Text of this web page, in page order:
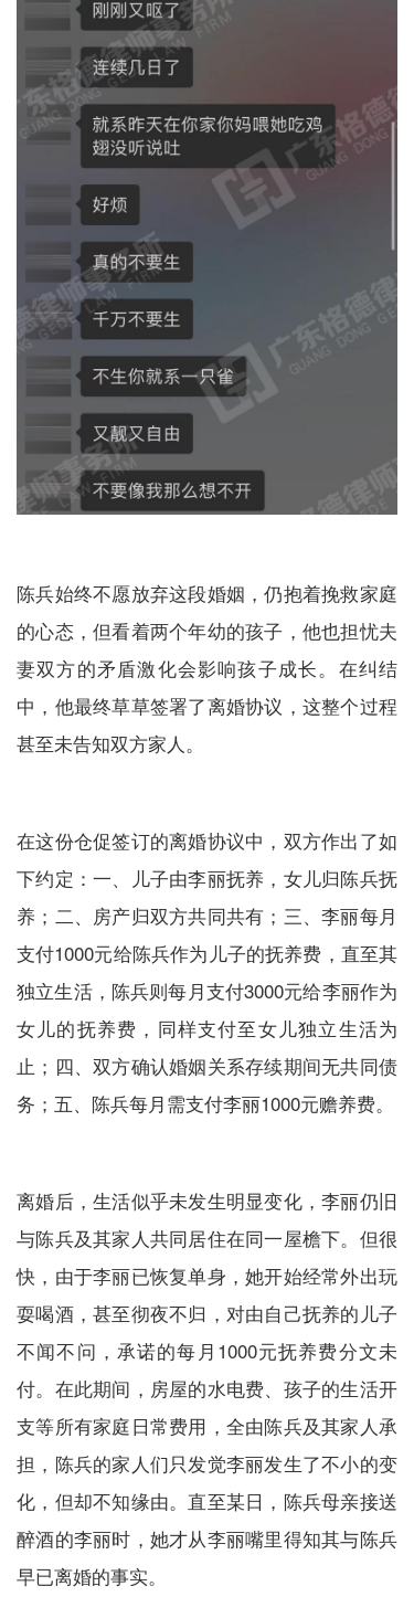
陈兵始终不愿放弃这段婚姻，仍抱着挽救家庭
的心态，但看着两个年幼的孩子，他也担忧夫
妻双方的矛盾激化会影响孩子成长。在纠结
中，他最终草草签署了离婚协议，这整个过程
甚至未告知双方家人。
在这份仓促签订的离婚协议中，双方作出了如
下约定：一、儿子由李丽抚养，女儿归陈兵抚
养；二、房产归双方共同共有；三、李丽每月
支付1000元给陈兵作为儿子的抚养费，直至其
独立生活，陈兵则每月支付3000元给李丽作为
女儿的抚养费，同样支付至女儿独立生活为
止；四、双方确认婚姻关系存续期间无共同债
务；五、陈兵每月需支付李丽1000元赡养费。
离婚后，生活似乎未发生明显变化，李丽仍旧
与陈兵及其家人共同居住在同一屋檐下。但很
快，由于李丽已恢复单身，她开始经常外出玩
耍喝酒，甚至彻夜不归，对由自己抚养的儿子
不闻不问，承诺的每月1000元抚养费分文未
付。在此期间，房屋的水电费、孩子的生活开
支等所有家庭日常费用，全由陈兵及其家人承
担，陈兵的家人们只发觉李丽发生了不小的变
化，但却不知缘由。直至某日，陈兵母亲接送
醉酒的李丽时，她才从李丽嘴里得知其与陈兵
早已离婚的事实。